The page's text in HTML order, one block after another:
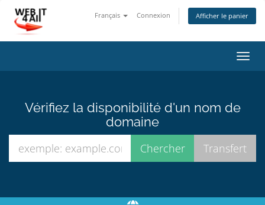
Français Connexion Afficher le panier
la
Vérifiez la disponibilité d'un nom de
domaine